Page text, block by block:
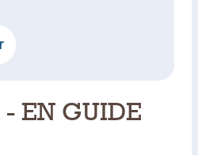
- EN GUIDE